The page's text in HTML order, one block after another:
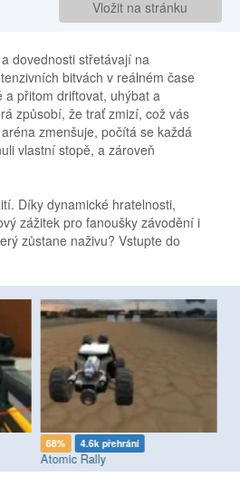
Vložit na stránku
dovednosti střetávají na
bitvách v reálném čase
přitom driftovat, uhýbat a
způsobí, že trať zmizí, což vás
zmenšuje, počítá se každá
vlastní stopě, a zároveň
Díky dynamické hratelnosti,
zážitek pro fanoušky závodění i
zůstane naživu? Vstupte do
68% 4.6k přehrání
Atomic Rally